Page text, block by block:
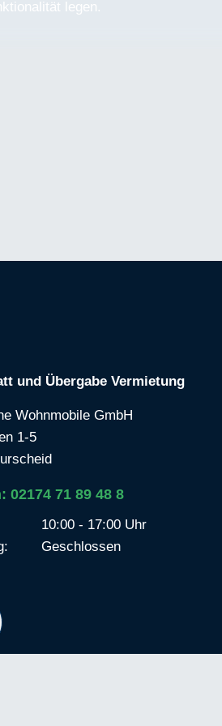
legen.
und Übergabe Vermietung
Wohnmobile GmbH
1-5
02174 71 89 48 8
10:00 - 17:00 Uhr
Geschlossen